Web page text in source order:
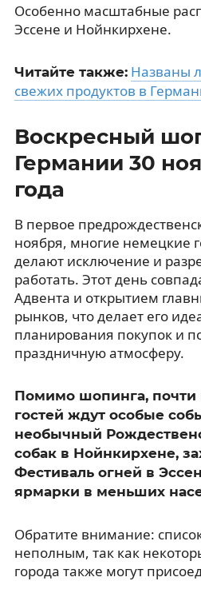
Особенно масштабные
Эссене и Нойнкирхене.
Читайте также: Названы
свежих продуктов в
Воскресный
Германии 30
года
В первое
ноября, многие немецкие
делают исключение и
работать. Этот день
Адвента и открытием
рынков, что делает его
планирования покупок и
праздничную атмосферу.
Помимо шопинга, почти
гостей ждут особые
необычный
собак в Нойнкирхене,
Фестиваль огней в
ярмарки в меньших
Обратите внимание:
неполным, так как
города также могут